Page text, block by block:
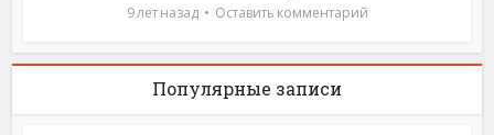
9 лет назад Оставить комментарий
Популярные записи